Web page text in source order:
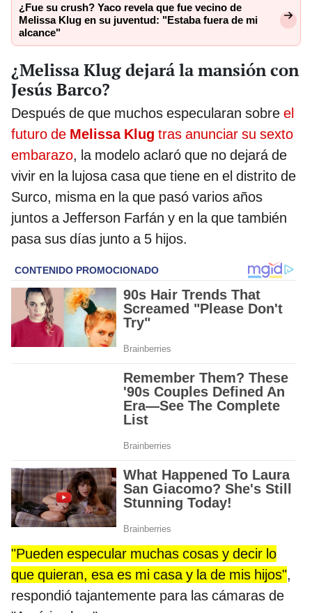
¿Fue su crush? Yaco revela que fue vecino de
Melissa Klug en su juventud: "Estaba fuera de mi
alcance"
¿Melissa Klug dejará la mansión con
Jesús Barco?
Después de que muchos especularan sobre el
futuro de Melissa Klug tras anunciar su sexto
embarazo, la modelo aclaró que no dejará de
vivir en la lujosa casa que tiene en el distrito de
Surco, misma en la que pasó varios años
juntos a Jefferson Farfán y en la que también
pasa sus días junto a 5 hijos.
"Pueden especular muchas cosas y decir lo
que quieran, esa es mi casa y la de mis hijos",
respondió tajantemente para las cámaras de